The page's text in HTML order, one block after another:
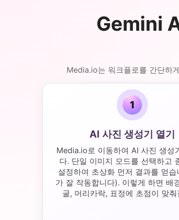
Gemini
Media.io는 워크플로를 간단하
1
AI 사진 생성기 열기
Media.io로 이동하여 AI 사진 생성
다. 단일 이미지 모드를 선택하고
설정하여 초상화 먼저 결과를 얻
가 잘 작동합니다). 이렇게 하면 배
굴, 머리카락, 표정에 초점이 맞춰